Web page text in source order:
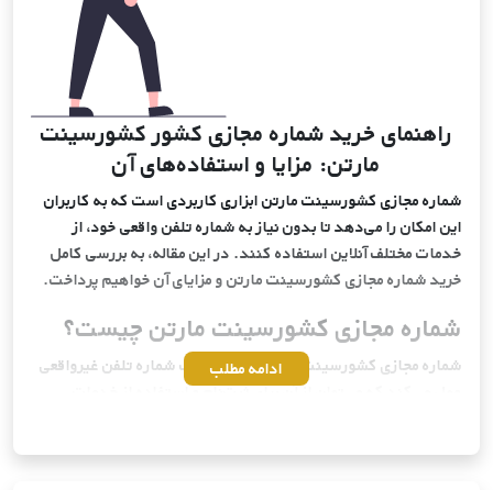
راهنمای خرید شماره مجازی کشور کشورسینت
مارتن: مزایا و استفاده‌های آن
شماره مجازی کشورسینت مارتن ابزاری کاربردی است که به کاربران
این امکان را می‌دهد تا بدون نیاز به شماره تلفن واقعی خود، از
خدمات مختلف آنلاین استفاده کنند. در این مقاله، به بررسی کامل
خرید شماره مجازی کشورسینت مارتن و مزایای آن خواهیم پرداخت.
شماره مجازی کشورسینت مارتن چیست؟
شماره مجازی کشورسینت مارتن به عنوان یک شماره تلفن غیرواقعی
عمل می‌کند که می‌توان از آن برای ثبت‌نام و استفاده از خدمات
ادامه مطلب